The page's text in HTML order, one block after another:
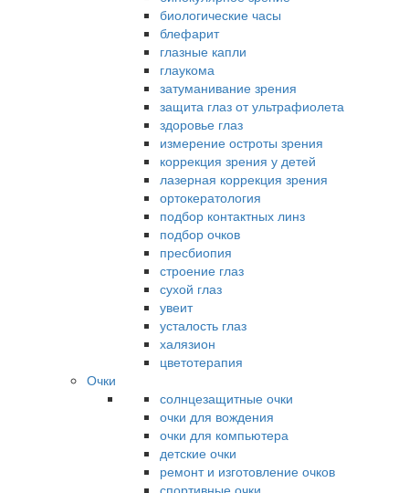
биологические часы
блефарит
глазные капли
глаукома
затуманивание зрения
защита глаз от ультрафиолета
здоровье глаз
измерение остроты зрения
коррекция зрения у детей
лазерная коррекция зрения
ортокератология
подбор контактных линз
подбор очков
пресбиопия
строение глаз
сухой глаз
увеит
усталость глаз
халязион
цветотерапия
Очки
солнцезащитные очки
очки для вождения
очки для компьютера
детские очки
ремонт и изготовление очков